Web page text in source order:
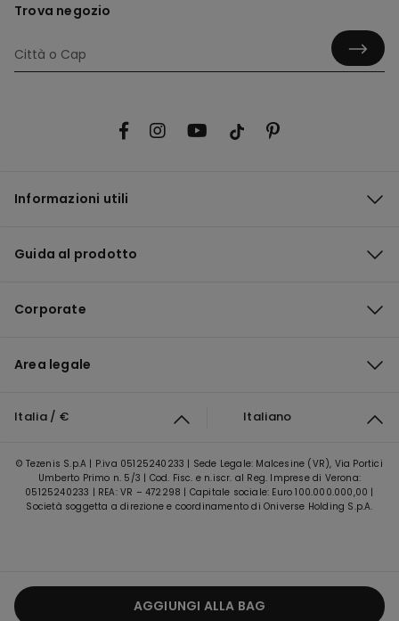
AGGIUNGI ALLA BAG
Trova negozio
Informazioni utili
Guida al prodotto
Corporate
Area legale
Italia / € Italiano
© Tezenis S.p.A | P.iva 05125240233 | Sede Legale: Malcesine (VR), Via Portici
Umberto Primo n. 5/3 | Cod. Fisc. e n.iscr. al Reg. Imprese di Verona:
05125240233 | REA: VR – 472298 | Capitale sociale: Euro 100.000.000,00 |
Società soggetta a direzione e coordinamento di Oniverse Holding S.p.A.